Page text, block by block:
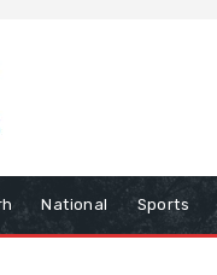
National Sports